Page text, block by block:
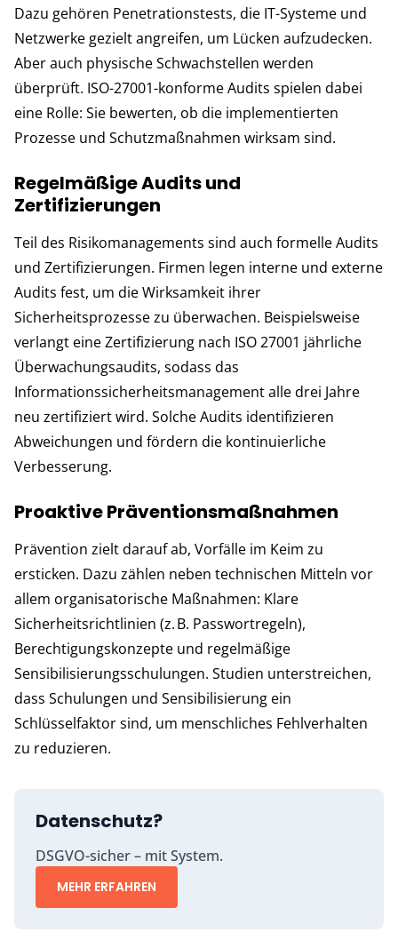
Dazu gehören Penetrationstests, die IT-Systeme und
Netzwerke gezielt angreifen, um Lücken aufzudecken.
Aber auch physische Schwachstellen werden
überprüft. ISO-27001-konforme Audits spielen dabei
eine Rolle: Sie bewerten, ob die implementierten
Prozesse und Schutzmaßnahmen wirksam sind.
Regelmäßige Audits und
Zertifizierungen
Teil des Risikomanagements sind auch formelle Audits
und Zertifizierungen. Firmen legen interne und externe
Audits fest, um die Wirksamkeit ihrer
Sicherheitsprozesse zu überwachen. Beispielsweise
verlangt eine Zertifizierung nach ISO 27001 jährliche
Überwachungsaudits, sodass das
Informationssicherheitsmanagement alle drei Jahre
neu zertifiziert wird. Solche Audits identifizieren
Abweichungen und fördern die kontinuierliche
Verbesserung.
Proaktive Präventionsmaßnahmen
Prävention zielt darauf ab, Vorfälle im Keim zu
ersticken. Dazu zählen neben technischen Mitteln vor
allem organisatorische Maßnahmen: Klare
Sicherheitsrichtlinien (z. B. Passwortregeln),
Berechtigungskonzepte und regelmäßige
Sensibilisierungsschulungen. Studien unterstreichen,
dass Schulungen und Sensibilisierung ein
Schlüsselfaktor sind, um menschliches Fehlverhalten
zu reduzieren.
Datenschutz?
DSGVO-sicher – mit System.
MEHR ERFAHREN